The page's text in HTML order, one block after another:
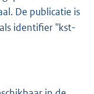
De publicatie is
identifier "kst-